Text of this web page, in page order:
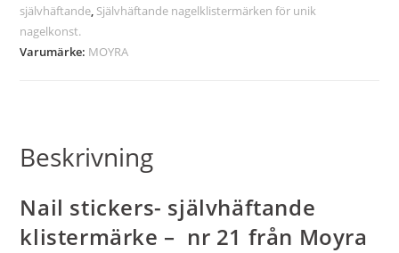
självhäftande, Självhäftande nagelklistermärken för unik
nagelkonst.
Varumärke: MOYRA
Beskrivning
Nail stickers- självhäftande
klistermärke – nr 21 från Moyra